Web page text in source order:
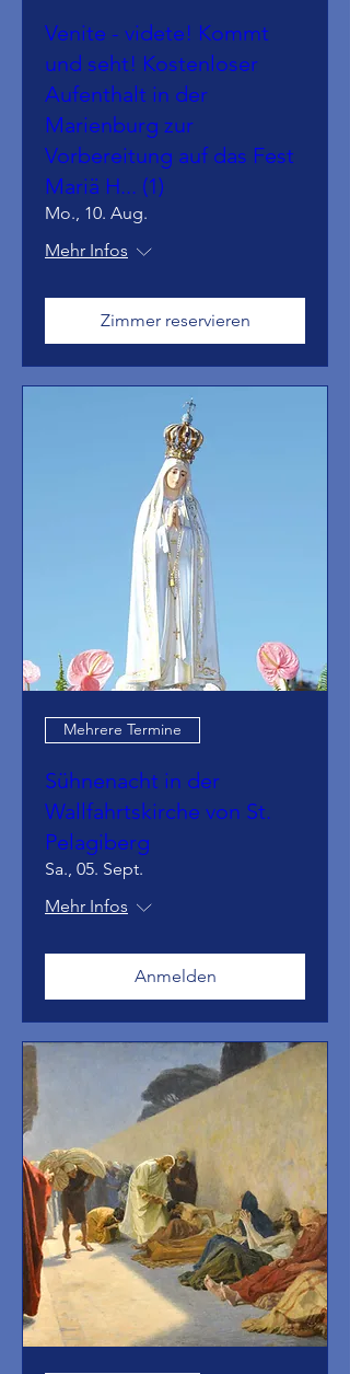
Venite - videte! Kommt
und seht! Kostenloser
Aufenthalt in der
Marienburg zur
Vorbereitung auf das Fest
Mariä H... (1)
Mo., 10. Aug.
Mehr Infos
Zimmer reservieren
Mehrere Termine
Sühnenacht in der
Wallfahrtskirche von St.
Pelagiberg
Sa., 05. Sept.
Mehr Infos
Anmelden